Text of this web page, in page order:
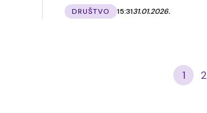
DRUŠTVO 15:3131.01.2026.
1 2